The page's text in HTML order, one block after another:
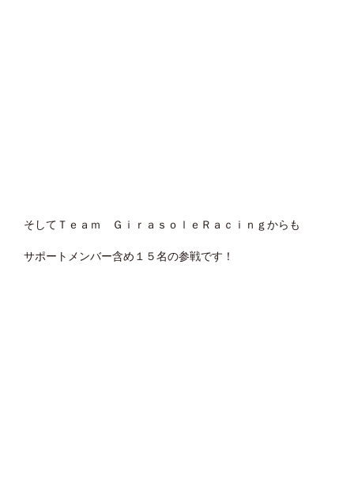
そしてＴｅａｍ ＧｉｒａｓｏｌｅＲａｃｉｎｇからも
サポートメンバー含め１５名の参戦です！